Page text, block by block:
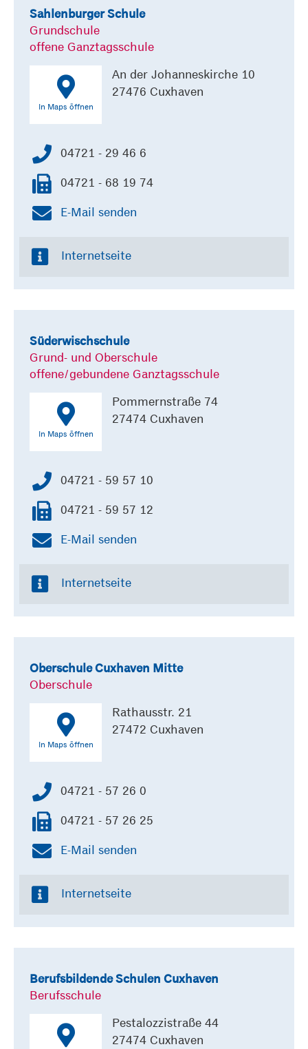
Sahlenburger Schule
Grundschule
offene Ganztagsschule
In Maps öffnen
An der Johanneskirche 10
27476 Cuxhaven
04721 - 29 46 6
04721 - 68 19 74
E-Mail senden
Internetseite
Süderwischschule
Grund- und Oberschule
offene/gebundene Ganztagsschule
In Maps öffnen
Pommernstraße 74
27474 Cuxhaven
04721 - 59 57 10
04721 - 59 57 12
E-Mail senden
Internetseite
Oberschule Cuxhaven Mitte
Oberschule
In Maps öffnen
Rathausstr. 21
27472 Cuxhaven
04721 - 57 26 0
04721 - 57 26 25
E-Mail senden
Internetseite
Berufsbildende Schulen Cuxhaven
Berufsschule
Pestalozzistraße 44
27474 Cuxhaven